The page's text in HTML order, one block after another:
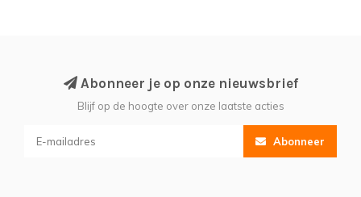
Abonneer je op onze nieuwsbrief
Blijf op de hoogte over onze laatste acties
Abonneer